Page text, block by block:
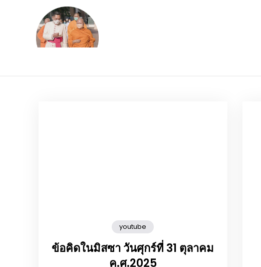
youtube
ข้อคิดในมิสซา วันศุกร์ที่ 31 ตุลาคม
ค.ศ.2025